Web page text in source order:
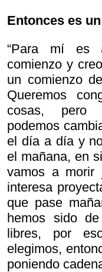
Entonces es
“Para mí es
comienzo y
un comienzo
Queremos
cosas, pero
podemos
el día a día y
el mañana, en
vamos a morir
interesa
que pase
hemos sido
libres, por
elegimos,
poniendo